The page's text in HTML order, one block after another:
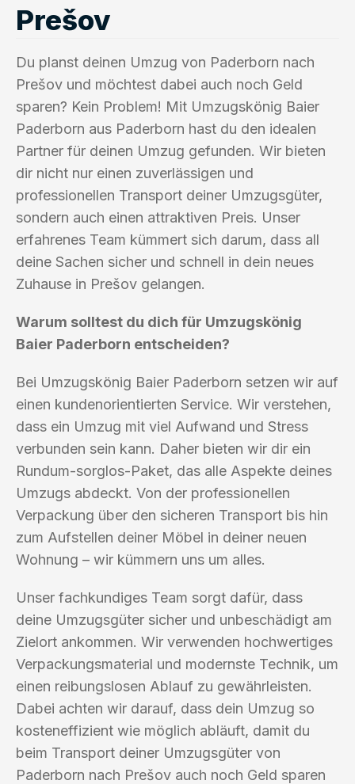
Prešov
Du planst deinen Umzug von Paderborn nach
Prešov und möchtest dabei auch noch Geld
sparen? Kein Problem! Mit Umzugskönig Baier
Paderborn aus Paderborn hast du den idealen
Partner für deinen Umzug gefunden. Wir bieten
dir nicht nur einen zuverlässigen und
professionellen Transport deiner Umzugsgüter,
sondern auch einen attraktiven Preis. Unser
erfahrenes Team kümmert sich darum, dass all
deine Sachen sicher und schnell in dein neues
Zuhause in Prešov gelangen.
Warum solltest du dich für Umzugskönig
Baier Paderborn entscheiden?
Bei Umzugskönig Baier Paderborn setzen wir auf
einen kundenorientierten Service. Wir verstehen,
dass ein Umzug mit viel Aufwand und Stress
verbunden sein kann. Daher bieten wir dir ein
Rundum-sorglos-Paket, das alle Aspekte deines
Umzugs abdeckt. Von der professionellen
Verpackung über den sicheren Transport bis hin
zum Aufstellen deiner Möbel in deiner neuen
Wohnung – wir kümmern uns um alles.
Unser fachkundiges Team sorgt dafür, dass
deine Umzugsgüter sicher und unbeschädigt am
Zielort ankommen. Wir verwenden hochwertiges
Verpackungsmaterial und modernste Technik, um
einen reibungslosen Ablauf zu gewährleisten.
Dabei achten wir darauf, dass dein Umzug so
kosteneffizient wie möglich abläuft, damit du
beim Transport deiner Umzugsgüter von
Paderborn nach Prešov auch noch Geld sparen